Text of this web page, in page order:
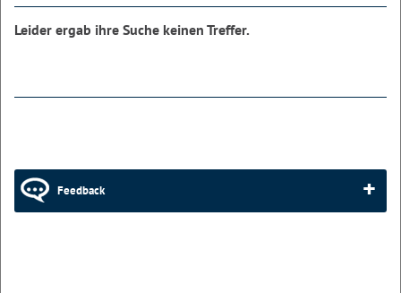
Leider ergab ihre Suche keinen Treffer.
Feedback